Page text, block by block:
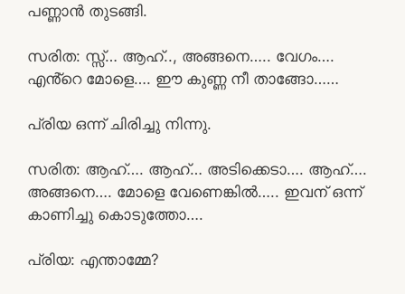
പണ്ണാൻ തുടങ്ങി.
സരിത: സ്സ്‌… ആഹ്.., അങ്ങനെ….. വേഗം….
എൻ്റെ മോളെ…. ഈ കുണ്ണ നീ താങ്ങോ……
പ്രിയ ഒന്ന് ചിരിച്ചു നിന്നു.
സരിത: ആഹ്…. ആഹ്… അടിക്കെടാ…. ആഹ്….
അങ്ങനെ…. മോളെ വേണെങ്കിൽ….. ഇവന് ഒന്ന്
കാണിച്ചു കൊടുത്തോ….
പ്രിയ: എന്താമ്മേ?